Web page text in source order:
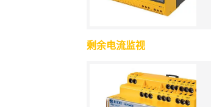
剩余电流监视